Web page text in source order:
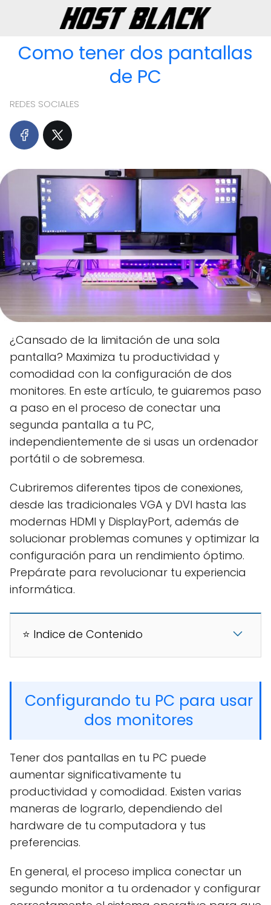
Como tener dos pantallas
de PC
REDES SOCIALES
¿Cansado de la limitación de una sola
pantalla? Maximiza tu productividad y
comodidad con la configuración de dos
monitores. En este artículo, te guiaremos paso
a paso en el proceso de conectar una
segunda pantalla a tu PC,
independientemente de si usas un ordenador
portátil o de sobremesa.
Cubriremos diferentes tipos de conexiones,
desde las tradicionales VGA y DVI hasta las
modernas HDMI y DisplayPort, además de
solucionar problemas comunes y optimizar la
configuración para un rendimiento óptimo.
Prepárate para revolucionar tu experiencia
informática.
⭐ Indice de Contenido
Configurando tu PC para usar
dos monitores
Tener dos pantallas en tu PC puede
aumentar significativamente tu
productividad y comodidad. Existen varias
maneras de lograrlo, dependiendo del
hardware de tu computadora y tus
preferencias.
En general, el proceso implica conectar un
segundo monitor a tu ordenador y configurar